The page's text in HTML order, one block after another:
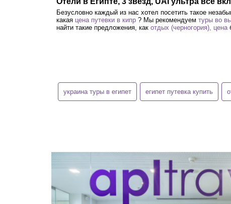
Безусловно каждый из нас хотел посетить такое
какая цена путевки в кипр ? Мы рекомендуем туры во
найти такие предложения, как отдых (черногория), цена
украина туры в египет египет путевка купить